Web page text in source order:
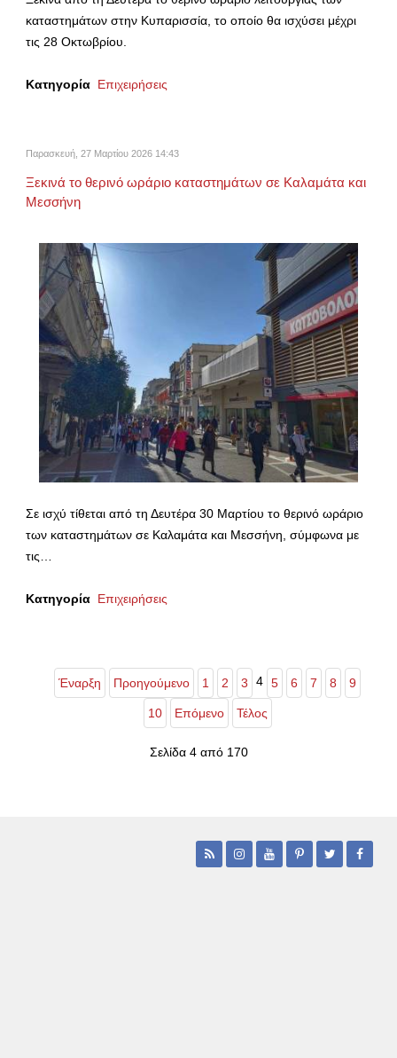
καταστημάτων στην Κυπαρισσία, το οποίο θα ισχύσει μέχρι
τις 28 Οκτωβρίου.
Κατηγορία Επιχειρήσεις
Παρασκευή, 27 Μαρτίου 2026 14:43
Ξεκινά το θερινό ωράριο καταστημάτων σε Καλαμάτα και
Μεσσήνη
Σε ισχύ τίθεται από τη Δευτέρα 30 Μαρτίου το θερινό ωράριο
των καταστημάτων σε Καλαμάτα και Μεσσήνη, σύμφωνα με
τις…
Κατηγορία Επιχειρήσεις
Έναρξη Προηγούμενο 1 2 3 4 5 6 7 8 9
10 Επόμενο Τέλος
Σελίδα 4 από 170